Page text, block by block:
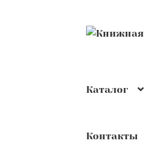
Перейти
Перейти
Каталог
Контакты